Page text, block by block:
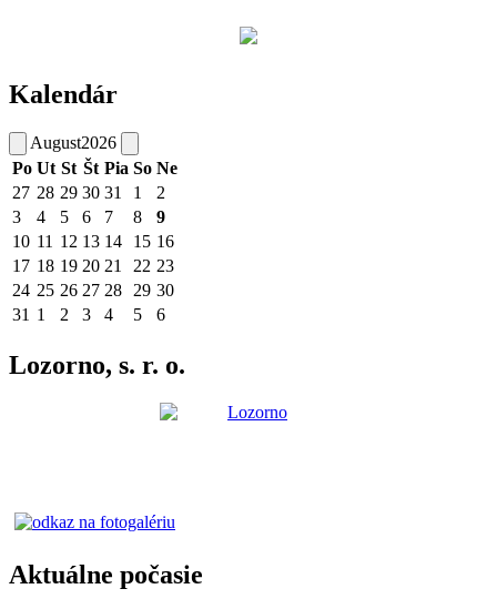
Kalendár
August2026
Po Ut St Št Pia So Ne
27 28 29 30 31 1
2
3
4 5 6 7 8
9
10 11 12 13 14 15 16
17 18 19 20 21 22 23
24 25 26 27 28 29 30
31 1 2 3 4 5 6
Lozorno, s. r. o.
Aktuálne počasie